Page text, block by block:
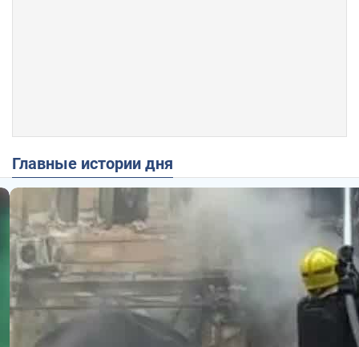
Главные истории дня